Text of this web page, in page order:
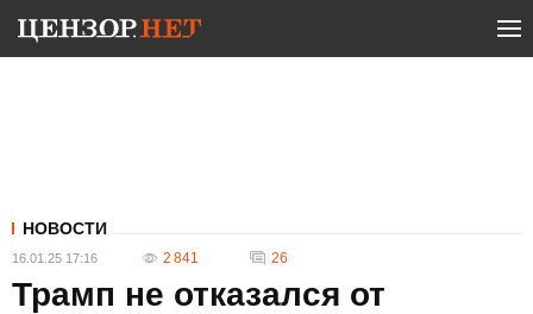
НОВОСТИ
16.01.25 17:16 2 841 26
Трамп не отказался от